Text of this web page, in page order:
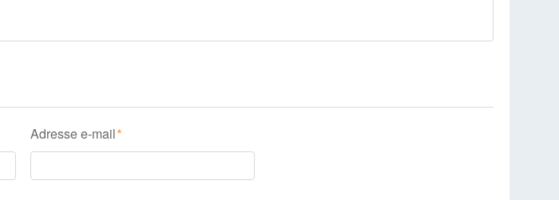
Adresse e-mail *